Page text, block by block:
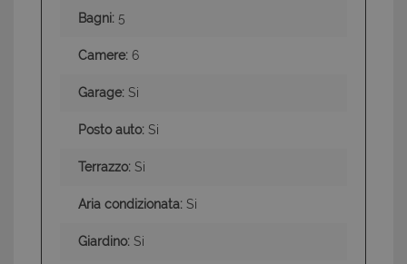
Bagni: 5
Camere: 6
Garage: Si
Posto auto: Si
Terrazzo: Si
Aria condizionata: Si
Giardino: Si